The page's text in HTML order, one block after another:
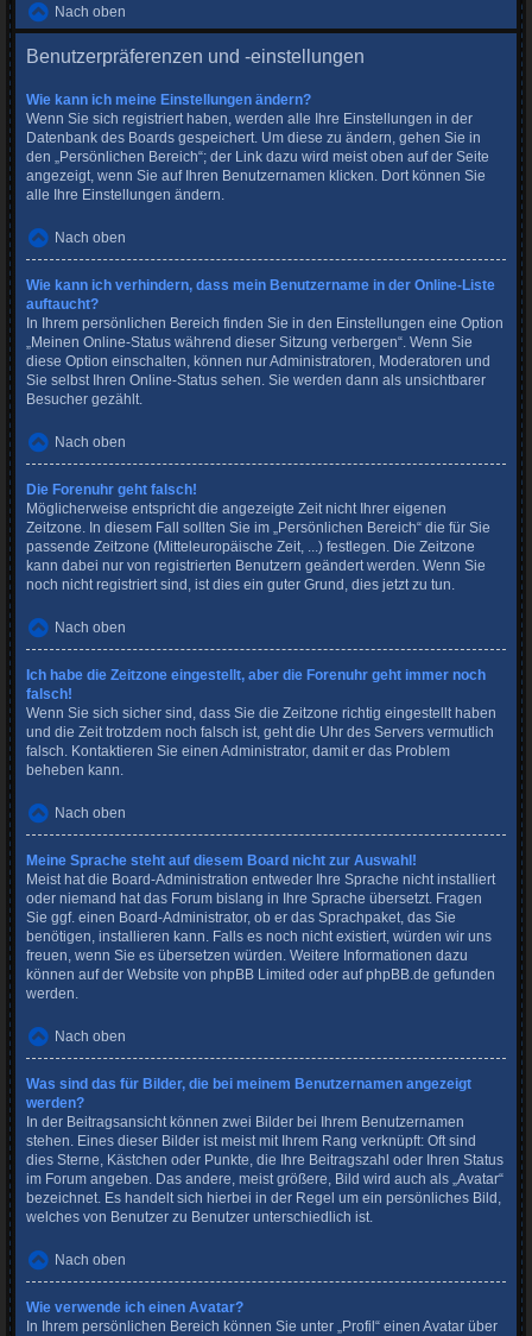
Nach oben
Benutzerpräferenzen und -einstellungen
Wie kann ich meine Einstellungen ändern?
Wenn Sie sich registriert haben, werden alle Ihre Einstellungen in der
Datenbank des Boards gespeichert. Um diese zu ändern, gehen Sie in
den „Persönlichen Bereich“; der Link dazu wird meist oben auf der Seite
angezeigt, wenn Sie auf Ihren Benutzernamen klicken. Dort können Sie
alle Ihre Einstellungen ändern.
Nach oben
Wie kann ich verhindern, dass mein Benutzername in der Online-Liste
auftaucht?
In Ihrem persönlichen Bereich finden Sie in den Einstellungen eine Option
„Meinen Online-Status während dieser Sitzung verbergen“. Wenn Sie
diese Option einschalten, können nur Administratoren, Moderatoren und
Sie selbst Ihren Online-Status sehen. Sie werden dann als unsichtbarer
Besucher gezählt.
Nach oben
Die Forenuhr geht falsch!
Möglicherweise entspricht die angezeigte Zeit nicht Ihrer eigenen
Zeitzone. In diesem Fall sollten Sie im „Persönlichen Bereich“ die für Sie
passende Zeitzone (Mitteleuropäische Zeit, ...) festlegen. Die Zeitzone
kann dabei nur von registrierten Benutzern geändert werden. Wenn Sie
noch nicht registriert sind, ist dies ein guter Grund, dies jetzt zu tun.
Nach oben
Ich habe die Zeitzone eingestellt, aber die Forenuhr geht immer noch
falsch!
Wenn Sie sich sicher sind, dass Sie die Zeitzone richtig eingestellt haben
und die Zeit trotzdem noch falsch ist, geht die Uhr des Servers vermutlich
falsch. Kontaktieren Sie einen Administrator, damit er das Problem
beheben kann.
Nach oben
Meine Sprache steht auf diesem Board nicht zur Auswahl!
Meist hat die Board-Administration entweder Ihre Sprache nicht installiert
oder niemand hat das Forum bislang in Ihre Sprache übersetzt. Fragen
Sie ggf. einen Board-Administrator, ob er das Sprachpaket, das Sie
benötigen, installieren kann. Falls es noch nicht existiert, würden wir uns
freuen, wenn Sie es übersetzen würden. Weitere Informationen dazu
können auf der Website von phpBB Limited oder aufphpBB.de gefunden
werden.
Nach oben
Was sind das für Bilder, die bei meinem Benutzernamen angezeigt
werden?
In der Beitragsansicht können zwei Bilder bei Ihrem Benutzernamen
stehen. Eines dieser Bilder ist meist mit Ihrem Rang verknüpft: Oft sind
dies Sterne, Kästchen oder Punkte, die Ihre Beitragszahl oder Ihren Status
im Forum angeben. Das andere, meist größere, Bild wird auch als „Avatar“
bezeichnet. Es handelt sich hierbei in der Regel um ein persönliches Bild,
welches von Benutzer zu Benutzer unterschiedlich ist.
Nach oben
Wie verwende ich einen Avatar?
In Ihrem persönlichen Bereich können Sie unter „Profil“ einen Avatar über